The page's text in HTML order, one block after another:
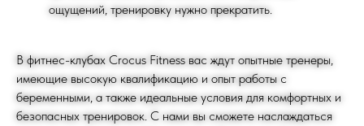
ощущений, тренировку нужно прекратить.
В фитнес-клубах Crocus Fitness вас ждут опытные тренеры,
имеющие высокую квалификацию и опыт работы с
беременными, а также идеальные условия для комфортных и
безопасных тренировок. С нами вы сможете наслаждаться
+7